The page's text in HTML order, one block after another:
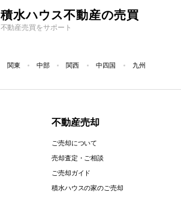
積水ハウス不動産の売買
不動産売買をサポート
関東 中部 関西 中四国 九州
不動産売却
ご売却について
売却査定・ご相談
ご売却ガイド
積水ハウスの家のご売却